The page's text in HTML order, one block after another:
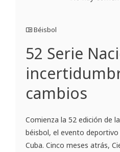
Béisbol
52 Serie
cambios
Comienza la 52 edición de
béisbol, el evento
Cuba. Cinco meses atrás,